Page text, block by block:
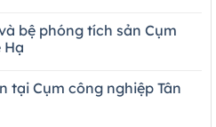
bệ phóng tích sản Cụm
Hạ
tại Cụm công nghiệp Tân